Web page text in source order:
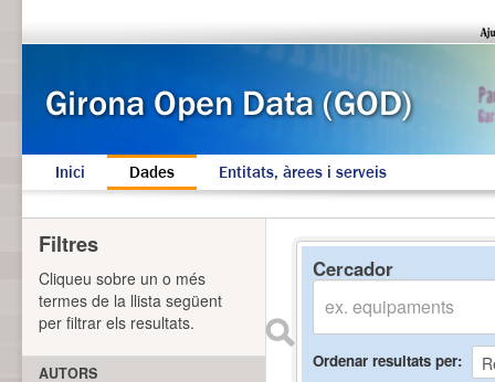
Inici Dades Entitats, àrees i serveis
Cercador
Ordenar resultats per
Filtres
Cliqueu sobre un o més
termes de la llista següent
per filtrar els resultats.
AUTORS